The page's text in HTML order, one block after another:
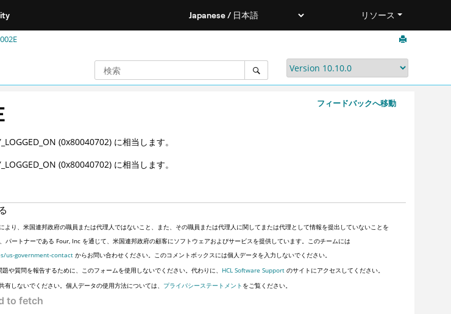
リソース
フィードバックへ移動
(0x80040702) に相当します。
(0x80040702) に相当します。
より、米国連邦政府の職員または代理人ではないこと、また、その職員または代理人に関してまたは代理として情報を提出していないことを
パートナーである Four, Inc を通じて、米国連邦政府の顧客にソフトウェアおよびサービスを提供しています。このチームには
us-government-contact からお問い合わせください。このコメントボックスには個人データを入力しないでください。
や質問を報告するために、このフォームを使用しないでください。代わりに、 HCL Software Support のサイトにアクセスしてください。
有しないでください。個人データの使用方法については、 プライバシーステートメント をご覧ください。